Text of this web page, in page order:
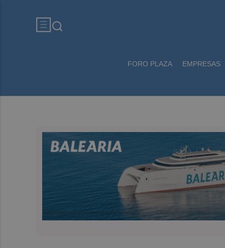
FORO PLAZA EMPRESAS